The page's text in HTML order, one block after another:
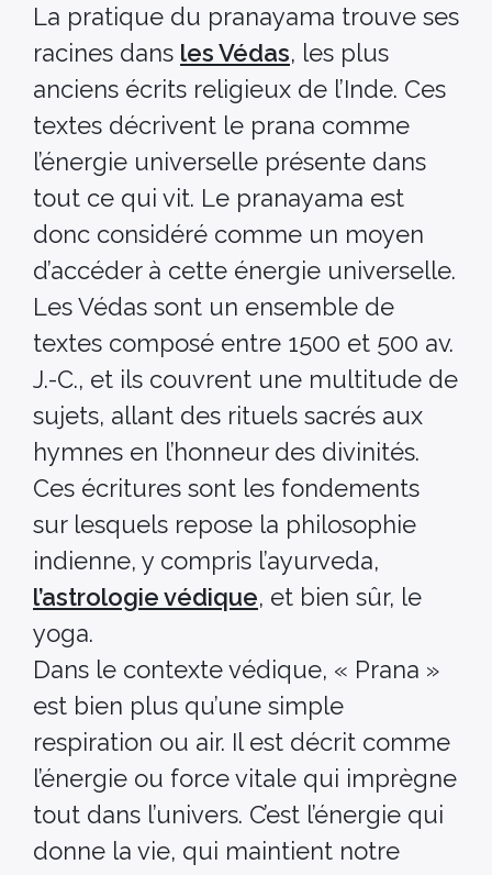
La pratique du pranayama trouve ses
racines dans les Védas, les plus
anciens écrits religieux de l’Inde. Ces
textes décrivent le prana comme
l’énergie universelle présente dans
tout ce qui vit. Le pranayama est
donc considéré comme un moyen
d’accéder à cette énergie universelle.
Les Védas sont un ensemble de
textes composé entre 1500 et 500 av.
J.-C., et ils couvrent une multitude de
sujets, allant des rituels sacrés aux
hymnes en l’honneur des divinités.
Ces écritures sont les fondements
sur lesquels repose la philosophie
indienne, y compris l’ayurveda,
l’astrologie védique, et bien sûr, le
yoga.
Dans le contexte védique, « Prana »
est bien plus qu’une simple
respiration ou air. Il est décrit comme
l’énergie ou force vitale qui imprègne
tout dans l’univers. C’est l’énergie qui
donne la vie, qui maintient notre